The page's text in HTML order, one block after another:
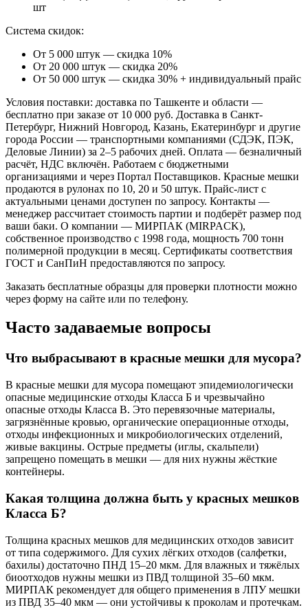
шт
Система скидок:
От 5 000 штук — скидка 10%
От 20 000 штук — скидка 20%
От 50 000 штук — скидка 30% + индивидуальный прайс
Условия поставки: доставка по Ташкенте и области —
бесплатно при заказе от 10 000 руб. Доставка в Санкт-
Петербург, Нижний Новгород, Казань, Екатеринбург и другие
города России — транспортными компаниями (СДЭК, ПЭК,
Деловые Линии) за 2–5 рабочих дней. Оплата — безналичный
расчёт, НДС включён. Работаем с бюджетными
организациями и через Портал Поставщиков. Красные мешки
продаются в рулонах по 10, 20 и 50 штук. Прайс-лист с
актуальными ценами доступен по запросу. Контакты —
менеджер рассчитает стоимость партии и подберёт размер под
ваши баки. О компании — МИРПАК (MIRPACK),
собственное производство с 1998 года, мощность 700 тонн
полимерной продукции в месяц. Сертификаты соответствия
ГОСТ и СанПиН предоставляются по запросу.
Заказать бесплатные образцы для проверки плотности можно
через форму на сайте или по телефону.
Часто задаваемые вопросы
Что выбрасывают в красные мешки для мусора?
В красные мешки для мусора помещают эпидемиологически
опасные медицинские отходы Класса Б и чрезвычайно
опасные отходы Класса В. Это перевязочные материалы,
загрязнённые кровью, органические операционные отходы,
отходы инфекционных и микробиологических отделений,
живые вакцины. Острые предметы (иглы, скальпели)
запрещено помещать в мешки — для них нужны жёсткие
контейнеры.
Какая толщина должна быть у красных мешков
Класса Б?
Толщина красных мешков для медицинских отходов зависит
от типа содержимого. Для сухих лёгких отходов (салфетки,
бахилы) достаточно ПНД 15–20 мкм. Для влажных и тяжёлых
биоотходов нужны мешки из ПВД толщиной 35–60 мкм.
МИРПАК рекомендует для общего применения в ЛПУ мешки
из ПВД 35–40 мкм — они устойчивы к проколам и протечкам.